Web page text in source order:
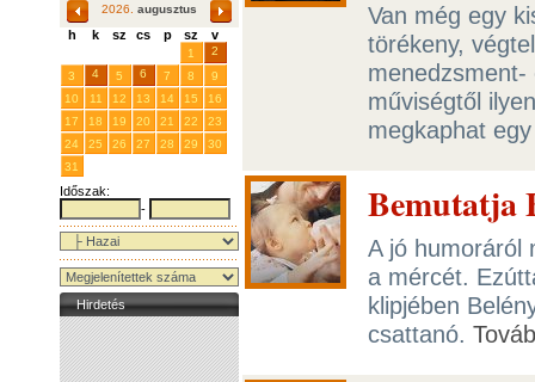
2026. augusztus
h k sz cs p sz v
1
2
3
4 5 6 7 8
9
10
11 12 13 14 15
16
17
18 19 20 21 22
23
24
25 26 27 28 29
30
31
Időszak:
-
Hirdetés
Van még egy
törékeny,
műviségtől
megkaphat
Bemutatja
A jó humoráról
a mércét.
klipjében
csattanó.